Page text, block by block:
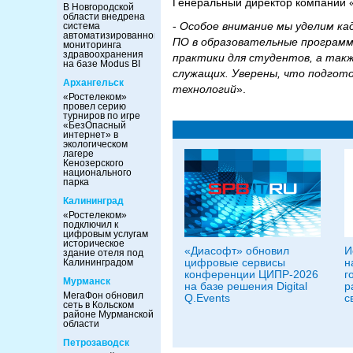
В Новгородской
области внедрена
система
автоматизированного
мониторинга
здравоохранения
на базе Modus BI
Архангельск
«Ростелеком»
провел серию
турниров по игре
«БезОпасный
интернет» в
экологическом
лагере
Кенозерского
национального
парка
Калининград
«Ростелеком»
подключил к
цифровым услугам
историческое
здание отеля под
Калининградом
Мурманск
МегаФон обновил
сеть в Кольском
районе Мурманской
области
Петрозаводск
- Особое внимание мы уделим
ПО в образовательные
практики для студентов, а
служащих. Уверены, что
технологий».
«Диасофт» обновил
цифровые сервисы
конференции ЦИПР-2026
на базе решения Digital
Q.Events